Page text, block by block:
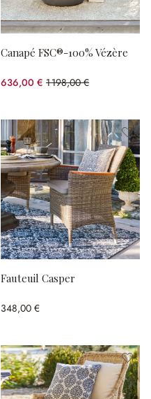
Canapé FSC®-100% Vézère
636,00 € 1 198,00 €
(46.91%spared)
Fauteuil Casper
348,00 €